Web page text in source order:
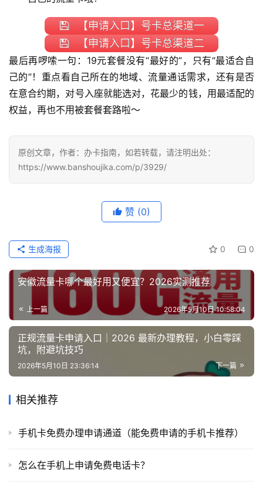
【申请入口】号卡总渠道一
【申请入口】号卡总渠道二
最后再啰嗦一句：19元套餐没有“最好的”，只有“最适合自
己的”！重点看自己所在的地域、流量通话需求，还有是否
在意合约期，对号入座就能选对，花最少的钱，用最适配的
权益，再也不用被套餐套路啦～
原创文章，作者：办卡指南，如若转载，请注明出处：
https://www.banshoujika.com/p/3929/
赞 (0)
0 0
生成海报
安徽流量卡哪个最好用又便宜？2026实测推荐
上一篇 2026年5月10日 10:58:04
正规流量卡申请入口｜2026 最新办理教程，小白零踩
坑，附避坑技巧
下一篇
2026年5月10日 23:36:14
相关推荐
手机卡免费办理申请通道（能免费申请的手机卡推荐）
怎么在手机上申请免费电话卡？